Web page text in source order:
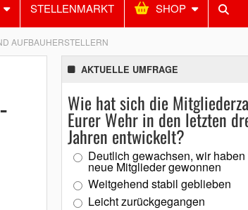
STELLENMARKT SHOP
Alles Shop SUCHEN
AUFBAUHERSTELLERN
AKTUELLE UMFRAGE
Wie hat sich die
Eurer Wehr in den letzten
Jahren entwickelt?
Deutlich gewachsen, wir
neue Mitglieder gewonnen
Weitgehend stabil geblieben
Leicht zurückgegangen